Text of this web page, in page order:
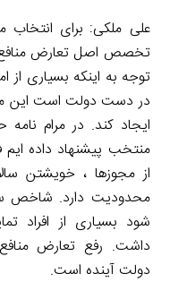
علی ملکی: برای انتخاب
تخصص اصل تعارض منافع
توجه به اینکه بسیاری از
در دست دولت است این
ایجاد کند. در مرام
منتخب پیشنهاد داده ایم
از مجوزها ، خویشتن
محدودیت دارد. شاخص
شود بسیاری از افراد
داشت. رفع تعارض
دولت آینده است.